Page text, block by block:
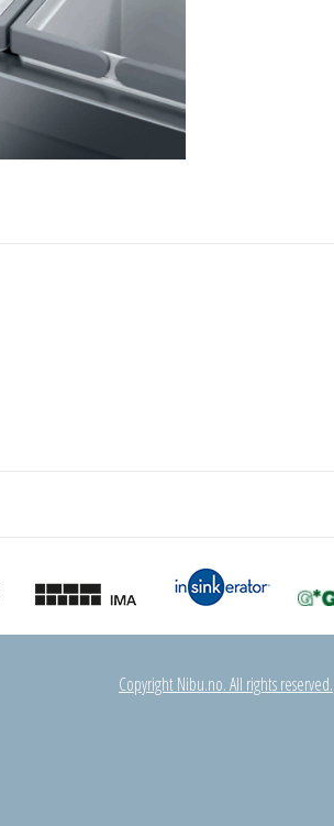
Copyright Nibu.no. All rights reserved.